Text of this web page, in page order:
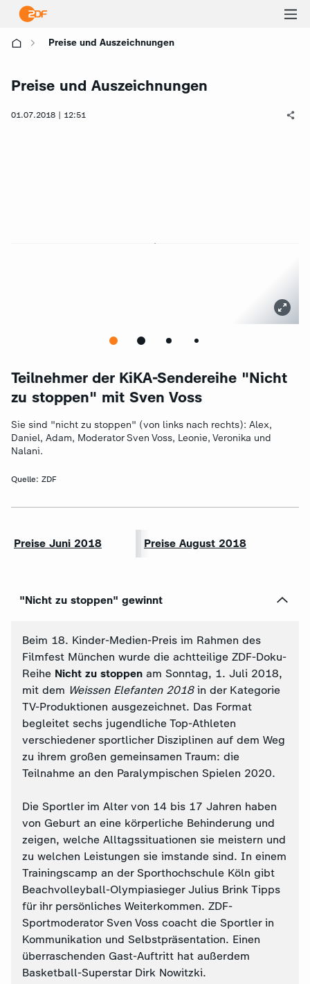
Preise und Auszeichnungen
Preise und Auszeichnungen
01.07.2018 | 12:51
Teilnehmer der KiKA-Sendereihe "Nicht
zu stoppen" mit Sven Voss
Sie sind "nicht zu stoppen" (von links nach rechts): Alex,
Daniel, Adam, Moderator Sven Voss, Leonie, Veronika und
Nalani.
Quelle: ZDF
Preise Juni 2018 Preise August 2018
"Nicht zu stoppen" gewinnt
Beim 18. Kinder-Medien-Preis im Rahmen des
Filmfest München wurde die achtteilige ZDF-Doku-
Reihe Nicht zu stoppen am Sonntag, 1. Juli 2018,
mit dem Weissen Elefanten 2018in der Kategorie
TV-Produktionen ausgezeichnet. Das Format
begleitet sechs jugendliche Top-Athleten
verschiedener sportlicher Disziplinen auf dem Weg
zu ihrem großen gemeinsamen Traum: die
Teilnahme an den Paralympischen Spielen 2020.
Die Sportler im Alter von 14 bis 17 Jahren haben
von Geburt an eine körperliche Behinderung und
zeigen, welche Alltagssituationen sie meistern und
zu welchen Leistungen sie imstande sind. In einem
Trainingscamp an der Sporthochschule Köln gibt
Beachvolleyball-Olympiasieger Julius Brink Tipps
für ihr persönliches Weiterkommen. ZDF-
Sportmoderator Sven Voss coacht die Sportler in
Kommunikation und Selbstpräsentation. Einen
überraschenden Gast-Auftritt hat außerdem
Basketball-Superstar Dirk Nowitzki.